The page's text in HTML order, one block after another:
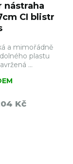
nástraha
CI blistr
a mimořádně
plastu
...
Kč